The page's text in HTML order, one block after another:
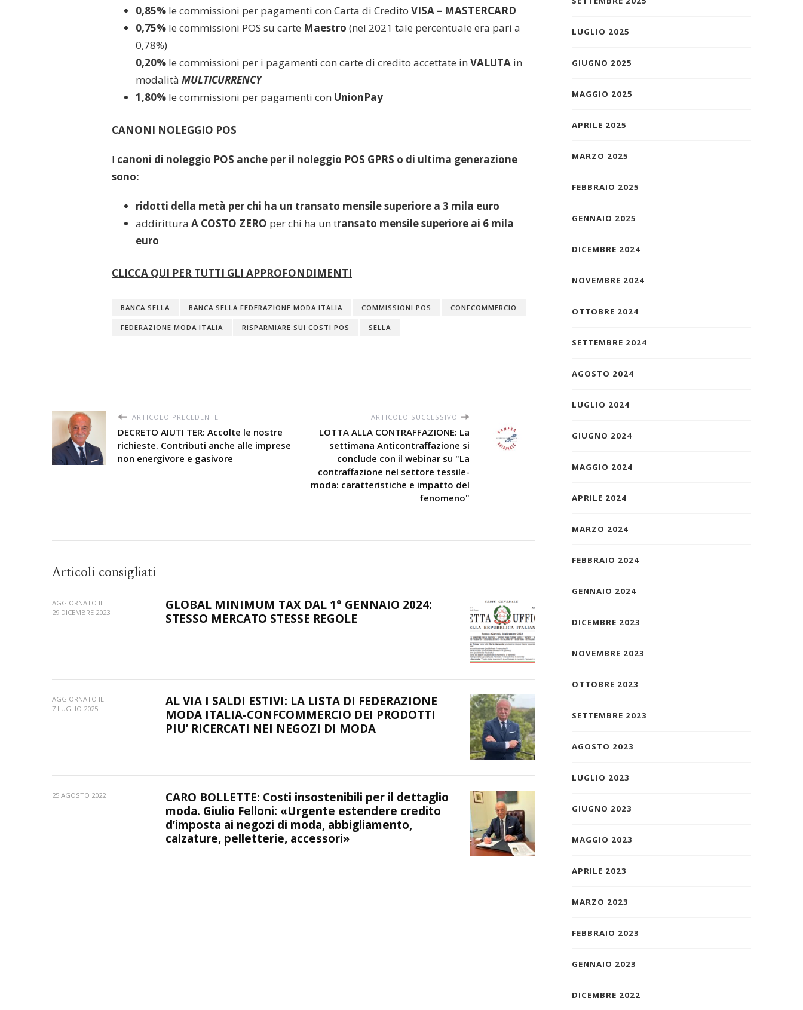
0,85% le commissioni per pagamenti con Carta di Credito VISA – MASTERCARD
0,75% le commissioni POS su carte Maestro (nel 2021 tale percentuale era pari a
0,78%)
0,20% le commissioni per i pagamenti con carte di credito accettate in VALUTA in
modalità MULTICURRENCY
1,80% le commissioni per pagamenti con UnionPay
CANONI NOLEGGIO POS
I canoni di noleggio POS anche per il noleggio POS GPRS o di ultima generazione
sono:
ridotti della metà per chi ha un transato mensile superiore a 3 mila euro
addirittura A COSTO ZERO per chi ha un transato mensile superiore ai 6 mila
euro
CLICCA QUI PER TUTTI GLI APPROFONDIMENTI
BANCA SELLA BANCA SELLA FEDERAZIONE MODA ITALIA COMMISSIONI POS CONFCOMMERCIO
FEDERAZIONE MODA ITALIA RISPARMIARE SUI COSTI POS SELLA
ARTICOLO PRECEDENTE
DECRETO AIUTI TER: Accolte le nostre
richieste. Contributi anche alle imprese
non energivore e gasivore
ARTICOLO SUCCESSIVO
LOTTA ALLA CONTRAFFAZIONE: La
settimana Anticontraffazione si
conclude con il webinar su "La
contraffazione nel settore tessile-
moda: caratteristiche e impatto del
fenomeno"
Articoli consigliati
AGGIORNATO IL
29 DICEMBRE 2023
GLOBAL MINIMUM TAX DAL 1° GENNAIO 2024:
STESSO MERCATO STESSE REGOLE
AGGIORNATO IL
7 LUGLIO 2025
AL VIA I SALDI ESTIVI: LA LISTA DI FEDERAZIONE
MODA ITALIA-CONFCOMMERCIO DEI PRODOTTI
PIU’ RICERCATI NEI NEGOZI DI MODA
25 AGOSTO 2022
CARO BOLLETTE: Costi insostenibili per il dettaglio
moda. Giulio Felloni: «Urgente estendere credito
d’imposta ai negozi di moda, abbigliamento,
calzature, pelletterie, accessori»
LUGLIO 2025
GIUGNO 2025
MAGGIO 2025
APRILE 2025
MARZO 2025
FEBBRAIO 2025
GENNAIO 2025
DICEMBRE 2024
NOVEMBRE 2024
OTTOBRE 2024
SETTEMBRE 2024
AGOSTO 2024
LUGLIO 2024
GIUGNO 2024
MAGGIO 2024
APRILE 2024
MARZO 2024
FEBBRAIO 2024
GENNAIO 2024
DICEMBRE 2023
NOVEMBRE 2023
OTTOBRE 2023
SETTEMBRE 2023
AGOSTO 2023
LUGLIO 2023
GIUGNO 2023
MAGGIO 2023
APRILE 2023
MARZO 2023
FEBBRAIO 2023
GENNAIO 2023
DICEMBRE 2022